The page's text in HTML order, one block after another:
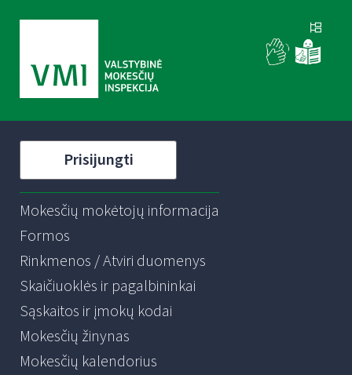
Prisijungti
Mokesčių mokėtojų informacija
Formos
Rinkmenos / Atviri duomenys
Skaičiuoklės ir pagalbininkai
Sąskaitos ir įmokų kodai
Mokesčių žinynas
Mokesčių kalendorius